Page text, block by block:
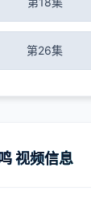
第26集
视频信息